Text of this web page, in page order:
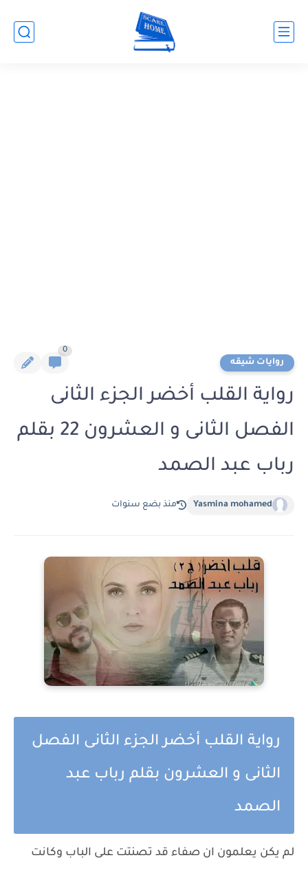
روايات شيقه
0
رواية القلب أخضر الجزء الثانى
الفصل الثانى و العشرون 22 بقلم
رباب عبد الصمد
Yasmina mohamed منذ بضع سنوات
رواية القلب أخضر الجزء الثانى الفصل
الثانى و العشرون بقلم رباب عبد
الصمد
لم يكن يعلمون ان صفاء قد تصنتت على الباب وكانت